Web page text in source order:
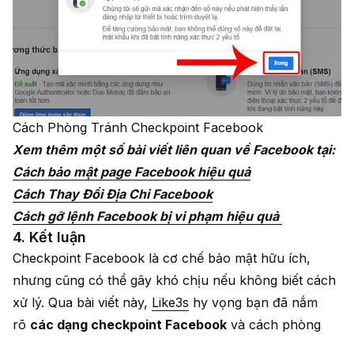
Cách Phòng Tránh Checkpoint Facebook
Xem thêm một số bài viết liên quan về Facebook tại:
Cách bảo mật page Facebook hiệu quả
Cách Thay Đổi Địa Chỉ Facebook
Cách gỡ lệnh Facebook bị vi phạm hiệu quả
4. Kết luận
Checkpoint Facebook là cơ chế bảo mật hữu ích,
nhưng cũng có thể gây khó chịu nếu không biết cách
xử lý. Qua bài viết này, Like3s hy vọng bạn đã nắm
rõ các dạng checkpoint Facebook và cách phòng